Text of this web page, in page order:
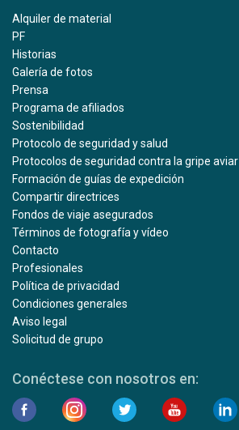
Alquiler de material
PF
Historias
Galería de fotos
Prensa
Programa de afiliados
Sostenibilidad
Protocolo de seguridad y salud
Protocolos de seguridad contra la gripe aviar
Formación de guías de expedición
Compartir directrices
Fondos de viaje asegurados
Términos de fotografía y vídeo
Contacto
Profesionales
Política de privacidad
Condiciones generales
Aviso legal
Solicitud de grupo
Conéctese con nosotros en: